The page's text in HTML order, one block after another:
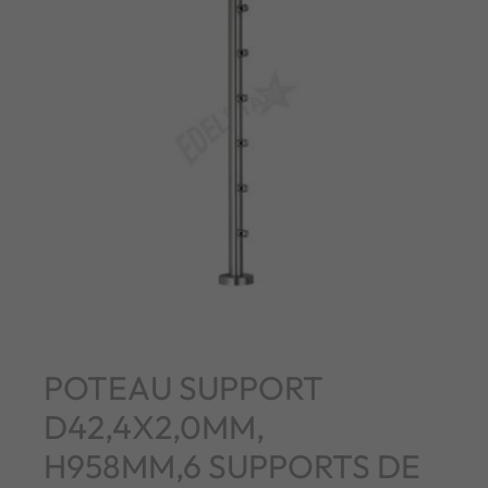
POTEAU SUPPORT
D42,4X2,0MM,
H958MM,6 SUPPORTS DE